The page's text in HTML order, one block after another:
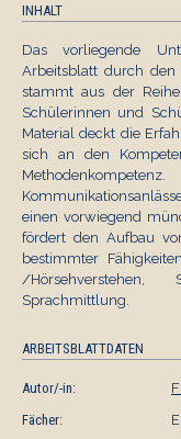
INHALT
Das vorliegende
Arbeitsblatt durch
stammt aus der
Schülerinnen und
Material deckt die
sich an den
einen vorwiegend
fördert den Aufbau
bestimmter
/
Sprachmittlung.
ARBEITSBLATTDATEN
Autor/-in:
Fächer: